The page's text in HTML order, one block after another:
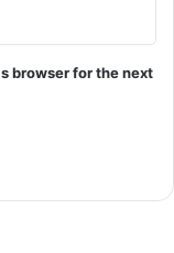
browser for the next